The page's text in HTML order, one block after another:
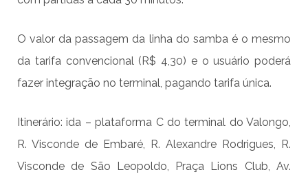
O valor da passagem da linha do samba é o mesmo
da tarifa convencional (R$ 4,30) e o usuário poderá
fazer integração no terminal, pagando tarifa única.
Itinerário: ida – plataforma C do terminal do Valongo,
R. Visconde de Embaré, R. Alexandre Rodrigues, R.
Visconde de São Leopoldo, Praça Lions Club, Av.